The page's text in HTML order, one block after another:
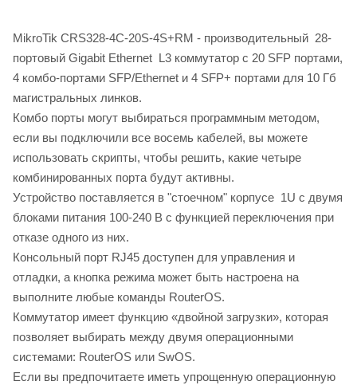
MikroTik CRS328-4C-20S-4S+RM - производительный 28-
портовый Gigabit Ethernet L3 коммутатор с 20 SFP портами,
4 комбо-портами SFP/Ethernet и 4 SFP+ портами для 10 Гб
магистральных линков.
Комбо порты могут выбираться программным методом,
если вы подключили все восемь кабелей, вы можете
использовать скрипты, чтобы решить, какие четыре
комбинированных порта будут активны.
Устройство поставляется в "стоечном" корпусе 1U с двумя
блоками питания 100-240 В с функцией переключения при
отказе одного из них.
Консольный порт RJ45 доступен для управления и
отладки, а кнопка режима может быть настроена на
выполните любые команды RouterOS.
Коммутатор имеет функцию «двойной загрузки», которая
позволяет выбирать между двумя операционными
системами: RouterOS или SwOS.
Если вы предпочитаете иметь упрощенную операционную